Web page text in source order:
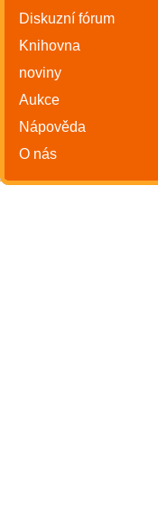
Diskuzní fórum
Knihovna
noviny
Aukce
Nápověda
O nás